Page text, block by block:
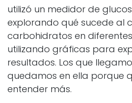
utilizó un medidor de
explorando qué sucede al
carbohidratos en
utilizando gráficas para
resultados. Los que
quedamos en ella porque
entender más.